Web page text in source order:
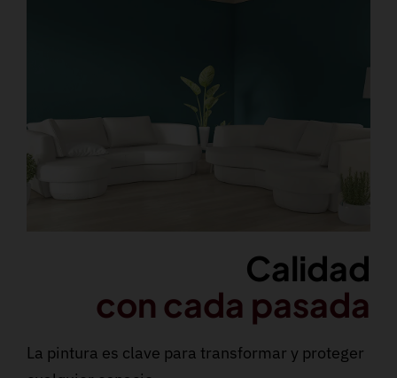
Calidad
con cada pasada
La pintura es clave para transformar y proteger